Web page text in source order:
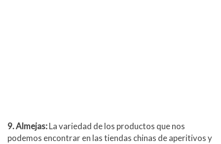
9. Almejas:La variedad de los productos que nos
podemos encontrar en las tiendas chinas de aperitivos y